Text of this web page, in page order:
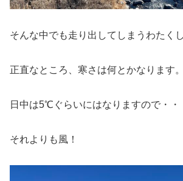
そんな中でも走り出してしまうわたく
正直なところ、寒さは何とかなります。
日中は5℃ぐらいにはなりますので・・
それよりも風！